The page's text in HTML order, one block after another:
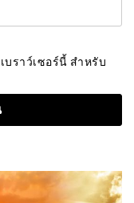
ราว์เซอร์นี้ สำหรับ